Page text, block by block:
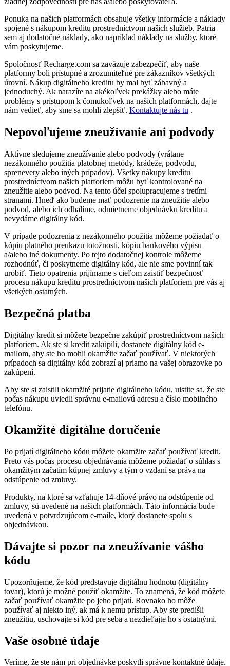
Ponuka na našich platformách obsahuje všetky informácie a náklady
spojené s nákupom kreditu prostredníctvom našich služieb. Patria
sem aj dodatočné náklady, ako napríklad náklady na služby, ktoré
vám poskytujeme.
Spoločnosť Recharge.com sa zaväzuje zabezpečiť, aby naše
platformy boli prístupné a zrozumiteľné pre zákazníkov všetkých
úrovní. Nákup digitálneho kreditu by mal byť zábavný a
jednoduchý. Ak narazíte na akékoľvek prekážky alebo máte
problémy s prístupom k čomukoľvek na našich platformách, dajte
nám vedieť, aby sme sa mohli zlepšiť. Kontaktujte nás tu .
Nepovoľujeme zneužívanie ani podvody
Aktívne sledujeme zneužívanie alebo podvody (vrátane
nezákonného použitia platobnej metódy, krádeže, podvodu,
sprenevery alebo iných prípadov). Všetky nákupy kreditu
prostredníctvom našich platforiem môžu byť kontrolované na
zneužitie alebo podvod. Na tento účel spolupracujeme s tretími
stranami. Hneď ako budeme mať podozrenie na zneužitie alebo
podvod, alebo ich odhalíme, odmietneme objednávku kreditu a
nevydáme digitálny kód.
V prípade podozrenia z nezákonného použitia môžeme požiadať o
kópiu platného preukazu totožnosti, kópiu bankového výpisu
a/alebo iné dokumenty. Po tejto dodatočnej kontrole môžeme
rozhodnúť, či poskytneme digitálny kód, ale nie sme povinní tak
urobiť. Tieto opatrenia prijímame s cieľom zaistiť bezpečnosť
procesu nákupu kreditu prostredníctvom našich platforiem pre vás aj
všetkých ostatných.
Bezpečná platba
Digitálny kredit si môžete bezpečne zakúpiť prostredníctvom našich
platforiem. Ak ste si kredit zakúpili, dostanete digitálny kód e-
mailom, aby ste ho mohli okamžite začať používať. V niektorých
prípadoch sa digitálny kód zobrazí aj priamo na vašej obrazovke po
zakúpení.
Aby ste si zaistili okamžité prijatie digitálneho kódu, uistite sa, že ste
počas nákupu uviedli správnu e-mailovú adresu a číslo mobilného
telefónu.
Okamžité digitálne doručenie
Po prijatí digitálneho kódu môžete okamžite začať používať kredit.
Preto vás počas procesu objednávania môžeme požiadať o súhlas s
okamžitým začatím kúpnej zmluvy a tým o vzdaní sa práva na
odstúpenie od zmluvy.
Produkty, na ktoré sa vzťahuje 14-dňové právo na odstúpenie od
zmluvy, sú uvedené na našich platformách. Táto informácia bude
uvedená v potvrdzujúcom e-maile, ktorý dostanete spolu s
objednávkou.
Dávajte si pozor na zneužívanie vášho
kódu
Upozorňujeme, že kód predstavuje digitálnu hodnotu (digitálny
tovar), ktorú je možné použiť okamžite. To znamená, že kód môžete
začať používať okamžite po jeho prijatí. Rovnako ho môže
používať aj niekto iný, ak má k nemu prístup. Aby ste predišli
zneužitiu, uschovajte si kód pre seba a nezdieľajte ho s ostatnými.
Vaše osobné údaje
Veríme, že ste nám pri objednávke poskytli správne kontaktné údaje.